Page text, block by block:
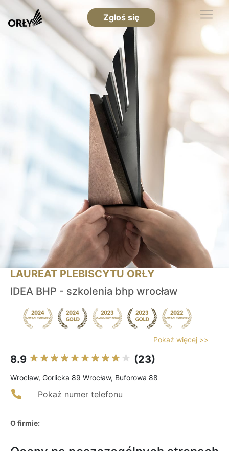
Zgłoś się
LAUREAT PLEBISCYTU ORŁY
IDEA BHP - szkolenia bhp wrocław
Pokaż więcej >>
8.9 (23)
Wrocław, Gorlicka 89 Wrocław, Buforowa 88
Pokaż numer telefonu
O firmie: